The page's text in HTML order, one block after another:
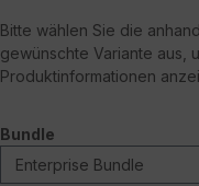
Bitte wählen Sie die
gewünschte Variante aus,
Produktinformationen
Bundle